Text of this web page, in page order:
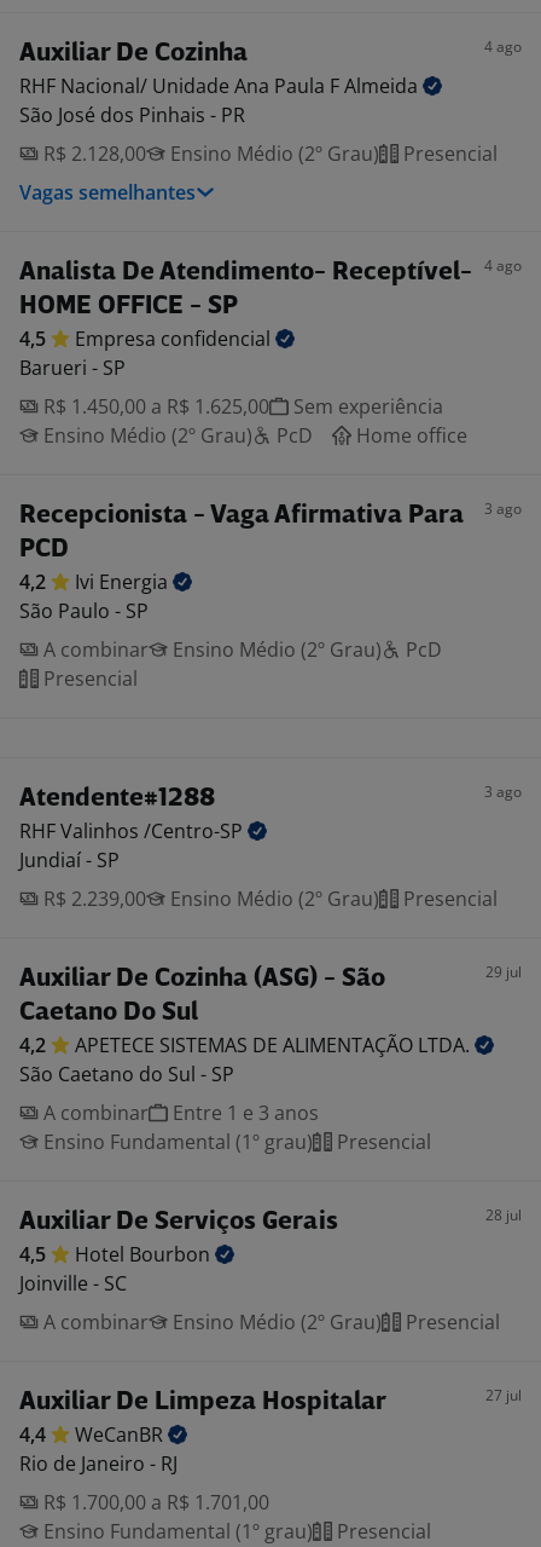
Auxiliar De Cozinha 4 ago
RHF Nacional/ Unidade Ana Paula FAlmeida
São José dos Pinhais - PR
R$ 2.128,00
Ensino Médio (2º Grau)
Presencial
Vagas semelhantes
Analista De Atendimento- Receptível-
HOME OFFICE - SP
4 ago
4,5 Empresa confidencial
Barueri - SP
R$ 1.450,00 a R$ 1.625,00
Sem experiência
Ensino Médio (2º Grau)
PcD Home office
Recepcionista - Vaga Afirmativa Para
PCD
3 ago
4,2 Ivi Energia
São Paulo - SP
A combinar
Ensino Médio (2º Grau)
PcD
Presencial
Atendente#1288 3 ago
RHF Valinhos /Centro-SP
Jundiaí - SP
R$ 2.239,00
Ensino Médio (2º Grau) Presencial
Auxiliar De Cozinha (ASG) - São
Caetano Do Sul
29 jul
4,2 APETECE SISTEMAS DE ALIMENTAÇÃO LTDA.
São Caetano do Sul - SP
A combinar
Entre 1 e 3 anos
Ensino Fundamental (1º grau)
Presencial
Auxiliar De Serviços Gerais 28 jul
4,5 Hotel Bourbon
Joinville - SC
A combinar
Ensino Médio (2º Grau) Presencial
Auxiliar De Limpeza Hospitalar 27 jul
4,4
WeCanBR
Rio de Janeiro - RJ
R$ 1.700,00 a R$ 1.701,00
Ensino Fundamental (1º grau)
Presencial